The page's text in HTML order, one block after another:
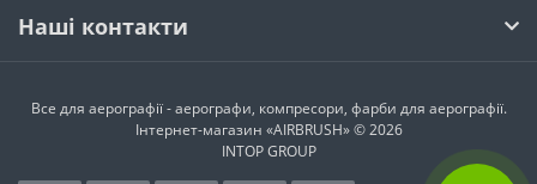
Наші контакти
Все для аерографії - аерографи, компресори, фарби для аерографії.
Інтернет-магазин «AIRBRUSH» © 2026
INTOP GROUP